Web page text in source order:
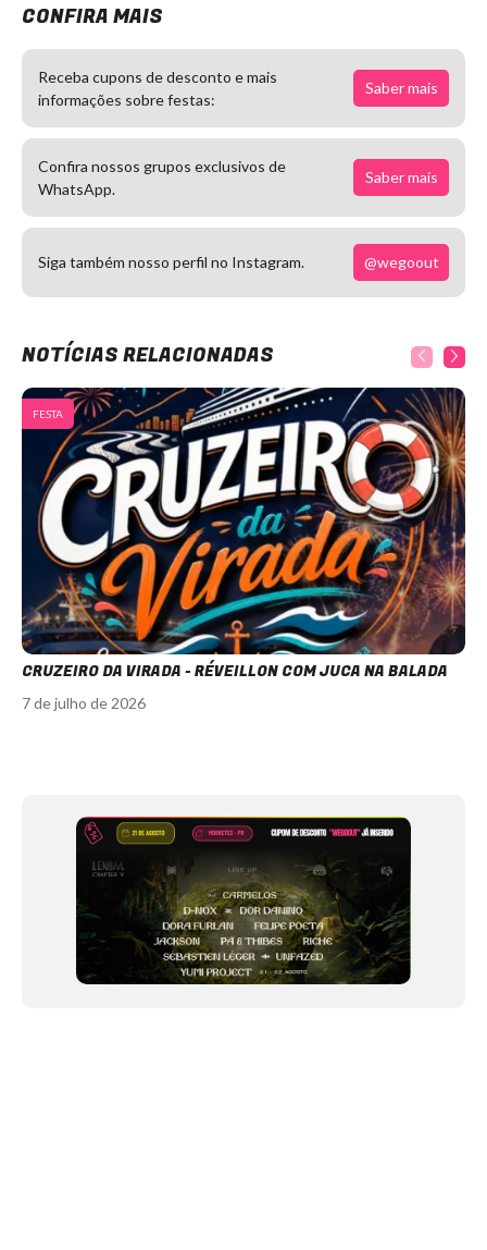
CONFIRA MAIS
Receba cupons de desconto e mais
informações sobre festas:
Saber mais
Confira nossos grupos exclusivos de
WhatsApp.
Saber mais
Siga também nosso perfil no Instagram. @wegoout
NOTÍCIAS RELACIONADAS
FESTA
CRUZEIRO DA VIRADA - RÉVEILLON COM JUCA NA BALADA
7 de julho de 2026